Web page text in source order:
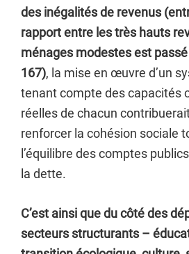
des inégalités de revenus
rapport entre les très hauts
ménages modestes est passé
167), la mise en œuvre d’un
tenant compte des capacités
réelles de chacun
renforcer la cohésion sociale
l’équilibre des comptes
la dette.
C’est ainsi que du côté des
secteurs structurants –